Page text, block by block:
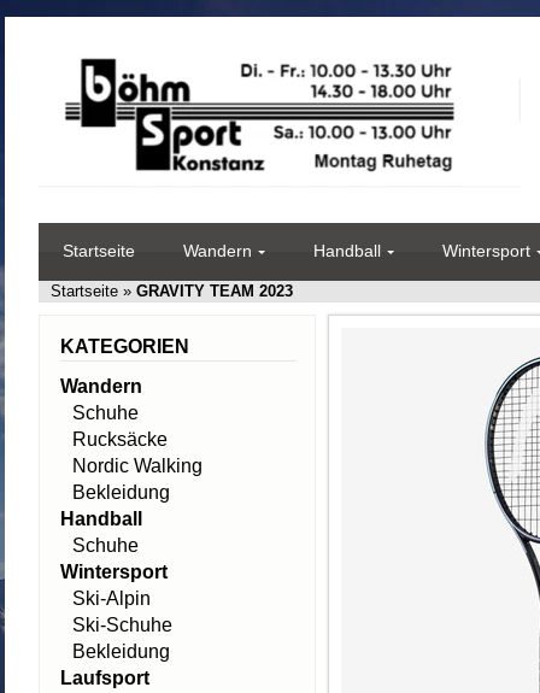
Startseite Wandern Handball Wintersport
Startseite » GRAVITY TEAM 2023
KATEGORIEN
Wandern
Schuhe
Rucksäcke
Nordic Walking
Bekleidung
Handball
Schuhe
Wintersport
Ski-Alpin
Ski-Schuhe
Bekleidung
Laufsport